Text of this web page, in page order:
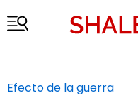
Efecto de la guerra